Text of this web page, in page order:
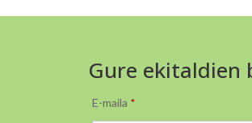
Gure ekitaldien
E-maila *